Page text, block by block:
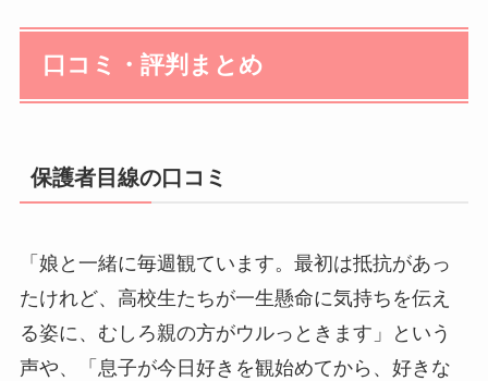
口コミ・評判まとめ
保護者目線の口コミ
「娘と一緒に毎週観ています。最初は抵抗があっ
たけれど、高校生たちが一生懸命に気持ちを伝え
る姿に、むしろ親の方がウルっときます」という
声や、「息子が今日好きを観始めてから、好きな